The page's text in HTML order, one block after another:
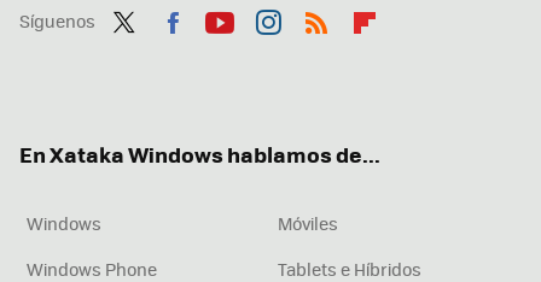
Síguenos
En Xataka Windows hablamos de...
Windows
Móviles
Windows Phone
Tablets e Híbridos